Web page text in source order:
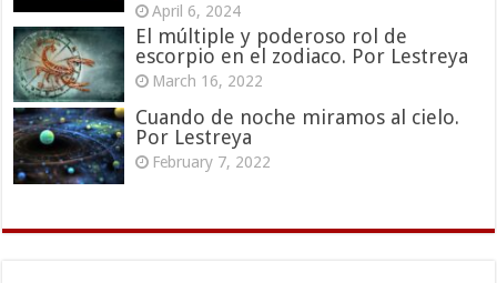
April 6, 2024
El múltiple y poderoso rol de
escorpio en el zodiaco. Por Lestreya
March 16, 2022
Cuando de noche miramos al cielo.
Por Lestreya
February 7, 2022